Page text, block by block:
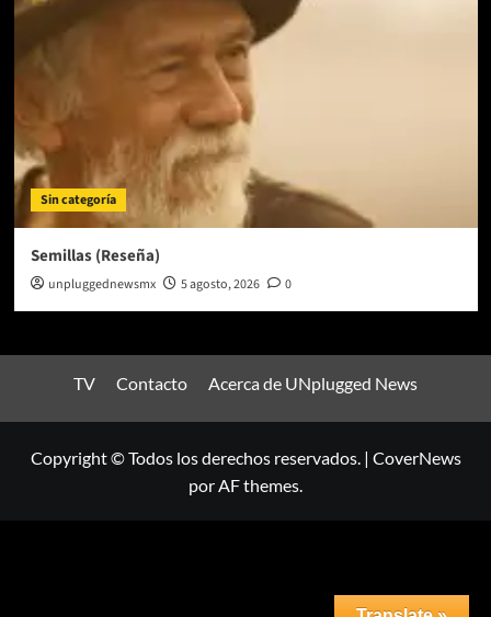
Sin categoría
Semillas (Reseña)
unpluggednewsmx 5 agosto, 2026 0
TV Contacto Acerca de UNplugged News
Copyright © Todos los derechos reservados. | CoverNews
por AF themes.